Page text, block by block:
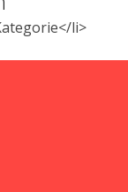
li>